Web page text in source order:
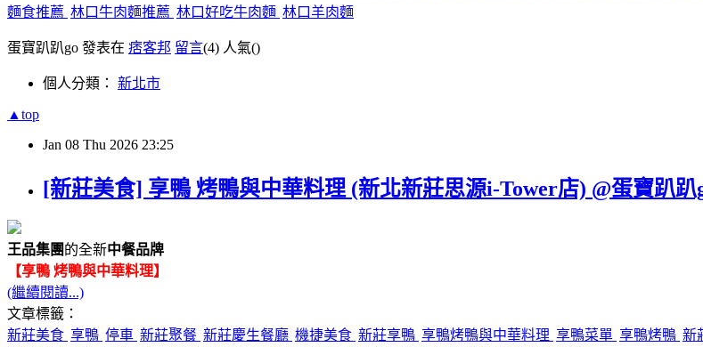
麵食推薦 林口牛肉麵推薦 林口好吃牛肉麵 林口羊肉麵
蛋寶趴趴go 發表在 痞客邦 留言(4) 人氣()
個人分類： 新北市
▲top
Jan 08 Thu 2026 23:25
[新莊美食] 享鴨 烤鴨與中華料理 (新北新莊思源i-Tower店) @蛋寶趴趴
王品集團的全新中餐品牌
【享鴨 烤鴨與中華料理】
(繼續閱讀...)
文章標籤：
新莊美食 享鴨 停車 新莊聚餐 新莊慶生餐廳 機捷美食 新莊享鴨 享鴨烤鴨與中華料理 享鴨菜單 享鴨烤鴨 新